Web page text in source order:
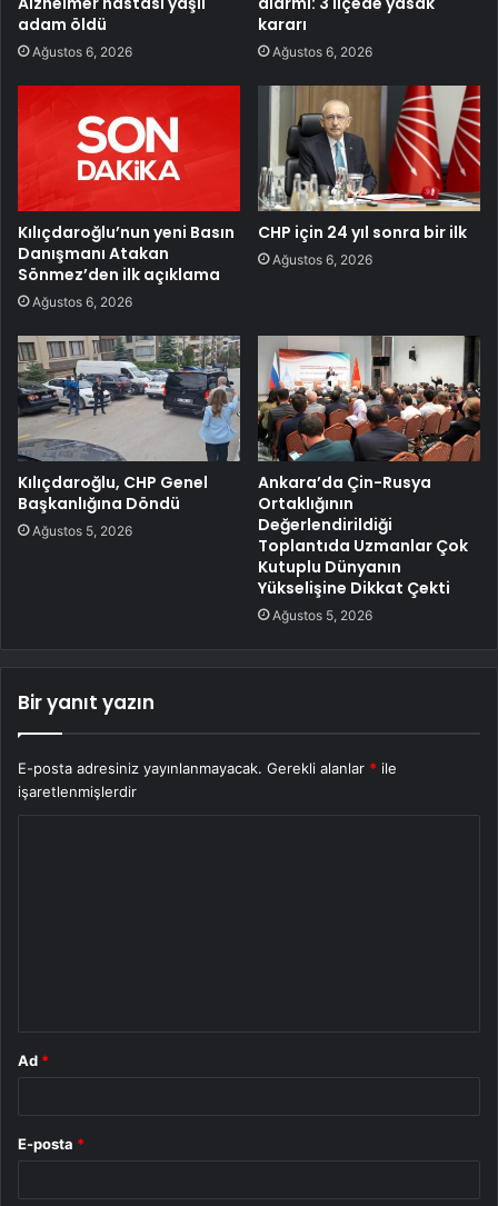
adam öldü
Ağustos 6, 2026
kararı
Ağustos 6, 2026
Kılıçdaroğlu’nun yeni Basın
Danışmanı Atakan
Sönmez’den ilk açıklama
Ağustos 6, 2026
CHP için 24 yıl sonra bir ilk
Ağustos 6, 2026
Kılıçdaroğlu, CHP Genel
Başkanlığına Döndü
Ağustos 5, 2026
Ankara’da Çin-Rusya
Ortaklığının
Değerlendirildiği
Toplantıda Uzmanlar Çok
Kutuplu Dünyanın
Yükselişine Dikkat Çekti
Ağustos 5, 2026
Bir yanıt yazın
E-posta adresiniz yayınlanmayacak. Gerekli alanlar * ile
işaretlenmişlerdir
Ad *
E-posta *